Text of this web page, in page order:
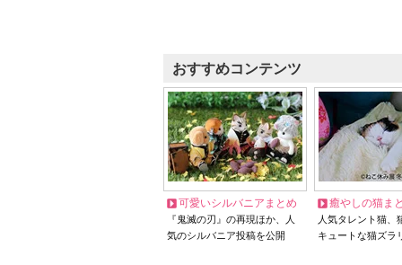
おすすめコンテンツ
可愛いシルバニアまとめ
『鬼滅の刃』の再現ほか、人
気のシルバニア投稿を公開
癒やしの猫ま
人気タレント猫
キュートな猫ズラ